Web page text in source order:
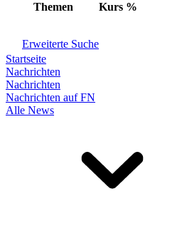
Themen Kurs %
Erweiterte Suche
Startseite
Nachrichten
Nachrichten
Nachrichten auf FN
Alle News